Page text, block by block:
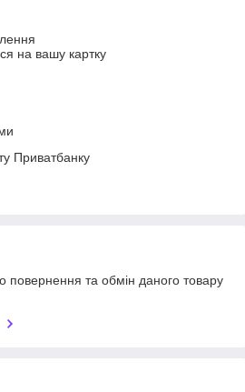
на вашу картку
Приватбанку
та обмін даного товару